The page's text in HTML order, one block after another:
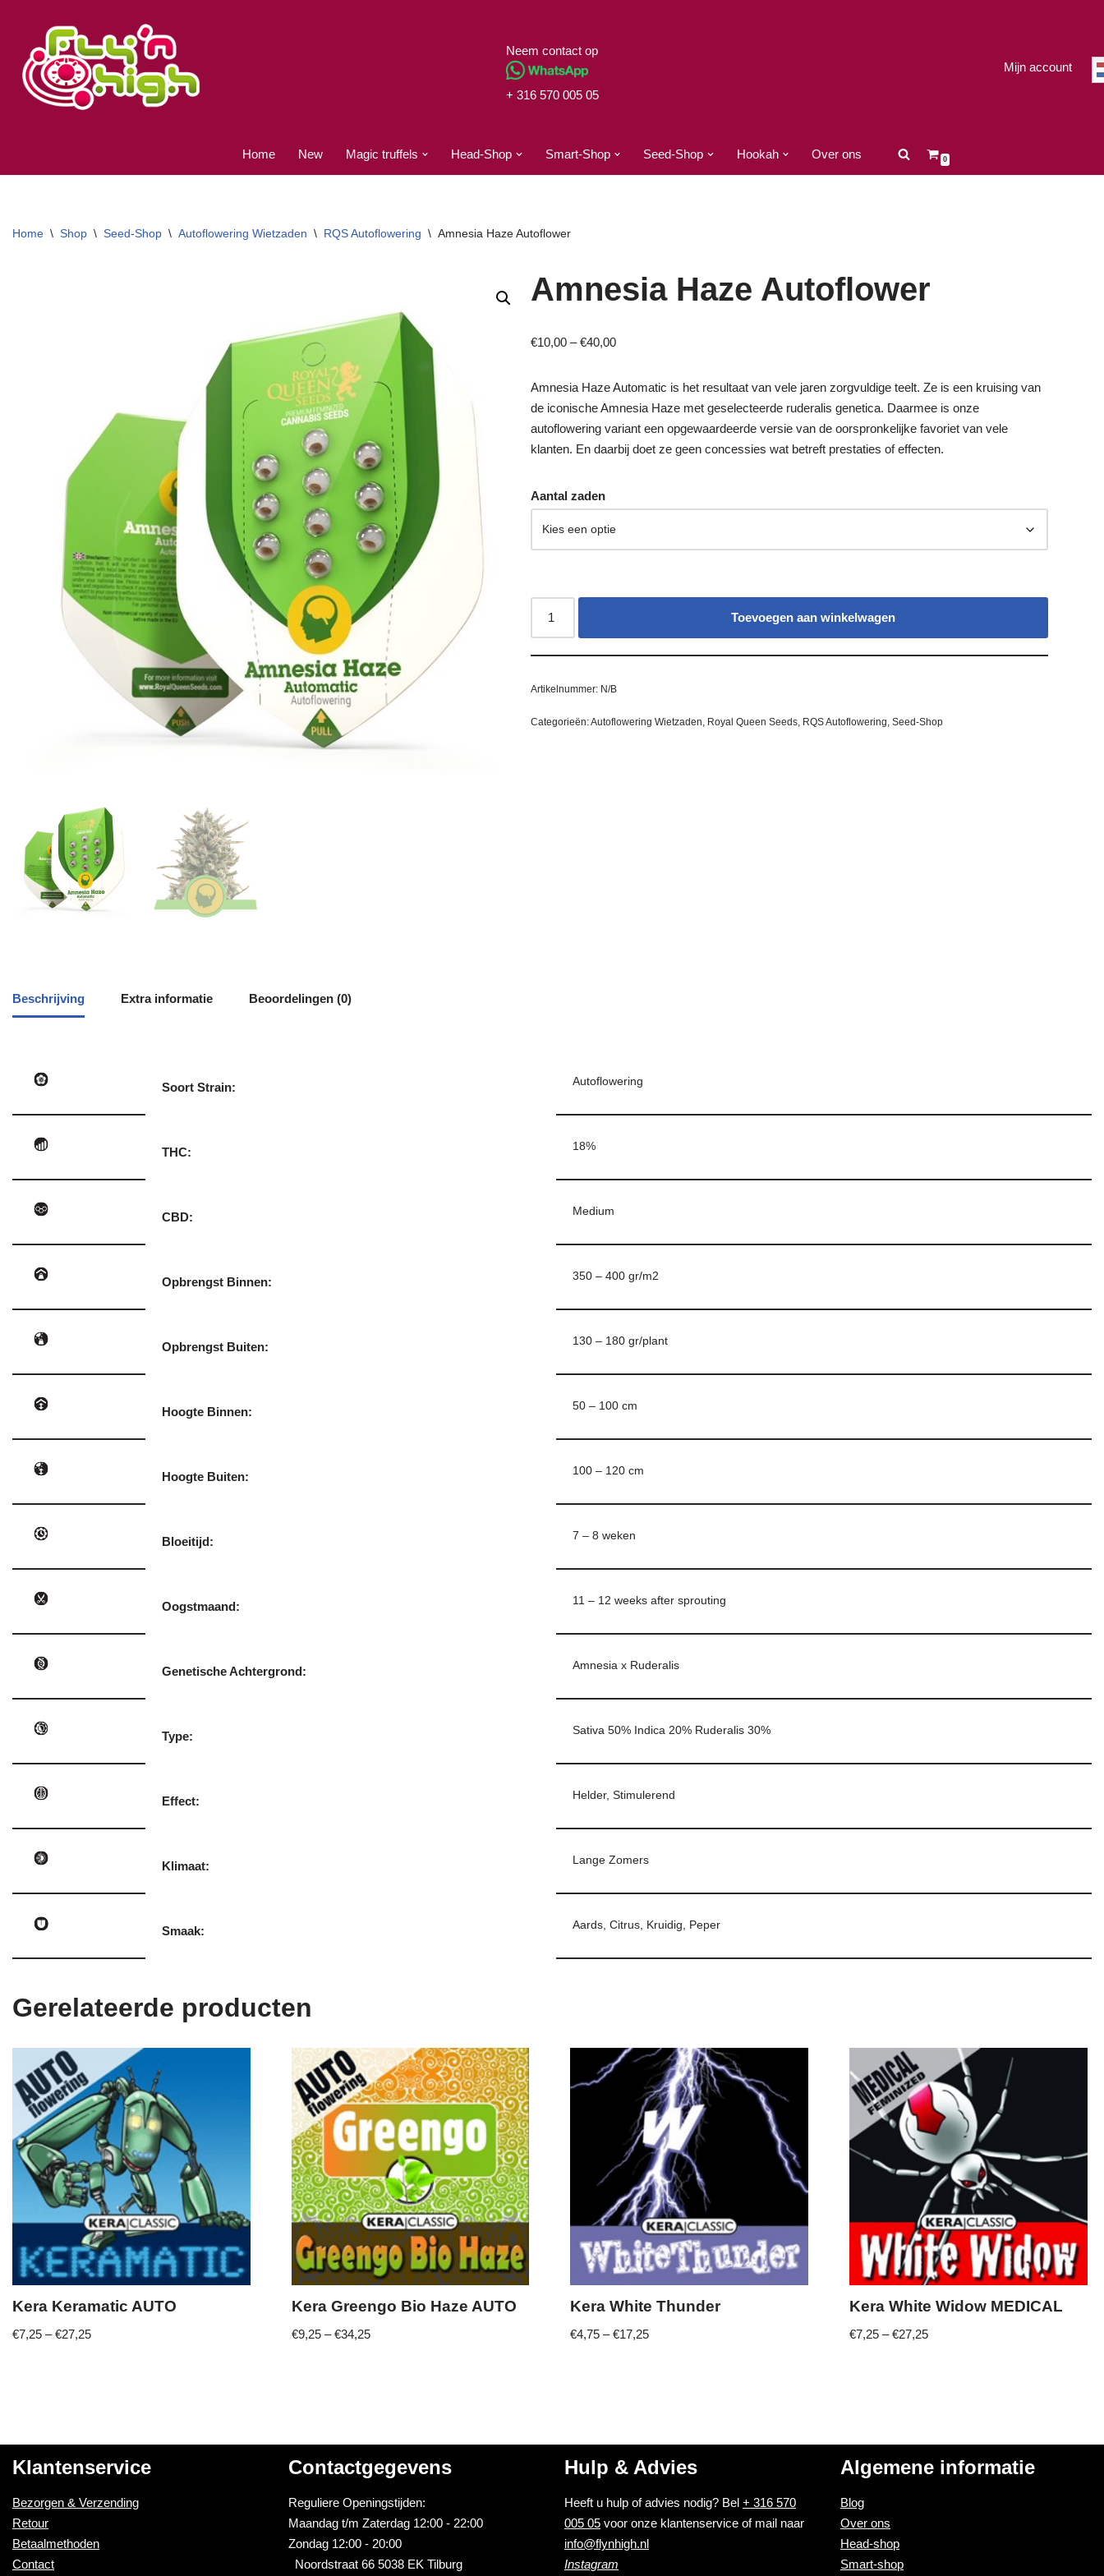
naar
de
inhoud
Neem contact op
+ 316 570 005 05
Mijn account
Home New Magic truffels Head-Shop Smart-Shop Seed-Shop Hookah Over ons 0
Home \ Shop \ Seed-Shop \ Autoflowering Wietzaden \ RQS Autoflowering \ Amnesia Haze Autoflower
Amnesia Haze Autoflower
€10,00–€40,00
Amnesia Haze Automatic is het resultaat van vele jaren zorgvuldige teelt. Ze is een kruising van
de iconische Amnesia Haze met geselecteerde ruderalis genetica. Daarmee is onze
autoflowering variant een opgewaardeerde versie van de oorspronkelijke favoriet van vele
klanten. En daarbij doet ze geen concessies wat betreft prestaties of effecten.
Aantal zaden
Toevoegen aan winkelwagen
Artikelnummer: N/B
Categorieën:Autoflowering Wietzaden Royal Queen Seeds, RQS Autoflowering Seed-Shop
Beschrijving Extra informatie Beoordelingen (0)
Soort Strain: Autoflowering
THC: 18%
CBD: Medium
Opbrengst Binnen: 350 – 400 gr/m2
Opbrengst Buiten: 130 – 180 gr/plant
Hoogte Binnen: 50 – 100 cm
Hoogte Buiten: 100 – 120 cm
Bloeitijd: 7 – 8 weken
Oogstmaand: 11 – 12 weeks after sprouting
Genetische Achtergrond: Amnesia x Ruderalis
Type: Sativa 50% Indica 20% Ruderalis 30%
Effect: Helder, Stimulerend
Klimaat: Lange Zomers
Smaak: Aards, Citrus, Kruidig, Peper
Gerelateerde producten
Kera Keramatic AUTO
€7,25 –€27,25
Kera Greengo Bio Haze AUTO
€9,25–€34,25
Kera White Thunder
€4,75 –€17,25
Kera White Widow MEDICAL
€7,25–€27,25
Klantenservice
Bezorgen & Verzending
Retour
Betaalmethoden
Contact
Contactgegevens
Reguliere Openingstijden:
Maandag t/m Zaterdag 12:00 - 22:00
Zondag 12:00 - 20:00
Noordstraat 66 5038 EK Tilburg
Hulp & Advies
Heeft u hulp of advies nodig? Bel + 316 570
005 05 voor onze klantenservice of mail naar
info@flynhigh.nl
Instagram
Algemene informatie
Blog
Over ons
Head-shop
Smart-shop